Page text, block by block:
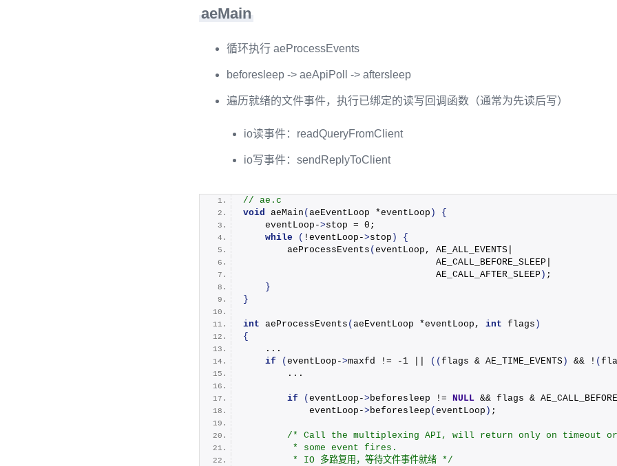
aeMain
循环执行 aeProcessEvents
beforesleep -> aeApiPoll -> aftersleep
遍历就绪的文件事件，执行已绑定的读写回调函数（通常为先读后写）
io读事件：readQueryFromClient
io写事件：sendReplyToClient
// ae.c
void
aeMain ( aeEventLoop *eventLoop )
{
    eventLoop-
>stop = 0;
while
( !eventLoop->stop )
{
aeProcessEvents ( eventLoop, AE_ALL_EVENTS|
                                   AE_CALL_BEFORE_SLEEP|
                                   AE_CALL_AFTER_SLEEP
) ;
}
}
int aeProcessEvents ( aeEventLoop *eventLoop, int flags )
{
    ...
if
( eventLoop->maxfd != -1 || (( flags & AE_TIME_EVENTS) && ! (
        ...
if ( eventLoop-> beforesleep != NULL && flags &
            eventLoop-
> beforesleep ( eventLoop ) ;
/* Call the multiplexing API, will return only on timeout or
         * some event fires.
         * IO 多路复用，等待文件事件就绪 */